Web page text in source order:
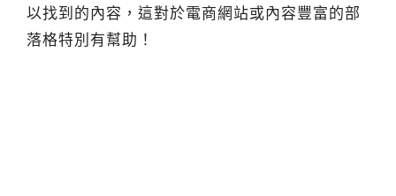
以找到的內容，這對於電商網站或內容豐富的部
落格特別有幫助！